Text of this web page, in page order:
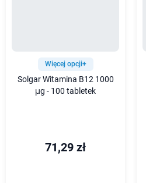
Więcej opcji+
Solgar Witamina B12 1000
μg - 100 tabletek
71,29 zł